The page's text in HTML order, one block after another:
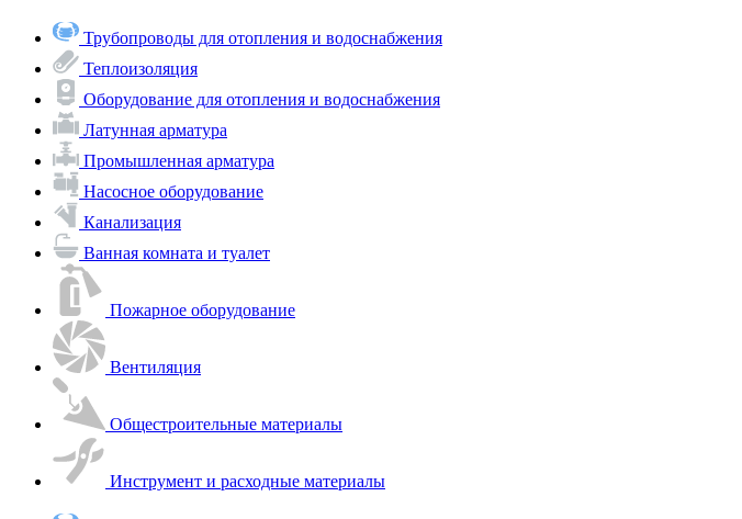
Трубопроводы для отопления и водоснабжения
Теплоизоляция
Оборудование для отопления и водоснабжения
Латунная арматура
Промышленная арматура
Насосное оборудование
Канализация
Ванная комната и туалет
Пожарное оборудование
Вентиляция
Общестроительные материалы
Инструмент и расходные материалы